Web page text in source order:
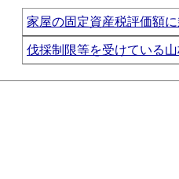
家屋の固定資産税評価額
伐採制限等を受けている